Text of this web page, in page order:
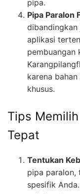
pipa.
Pipa Paralon
dibandingkan
aplikasi
pembuangan
karena
khusus.
Tips
Tepat
Tentukan
pipa paralon,
spesifik